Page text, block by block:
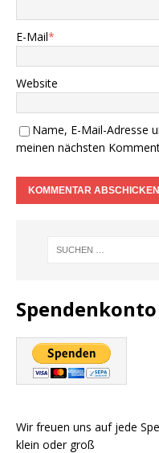
E-Mail*
Website
Name, E-Mail-Adresse
meinen nächsten
Wir freuen uns auf jede
klein oder groß